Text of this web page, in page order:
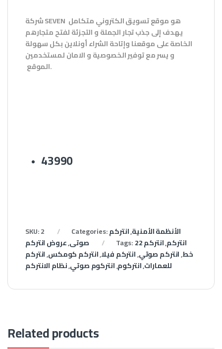
شركةSEVEN هو موقع تسويق الكتروني متكامل
يهدف إلى جذب تجار الجملة و التجزئة لفتح متجارهم
الخاصة على موقعنا وإتاحة الشراء أونلاين بكل سهولة
و يسر مع توفير الخصوصية و الامان لمستخدمين
الموقع.
43990
SKU:2 Categories: الأنظمة الأمنية,انتركم
صوتى,عروض انتركم Tags: انتركم,
انتركم 22
خط,انتركم صوتي,انتركم فيلا,انتركم كومكس,انتركم
للعمارات,انتركوم,انتركوم صوتي,نظام الانتركم
Related products